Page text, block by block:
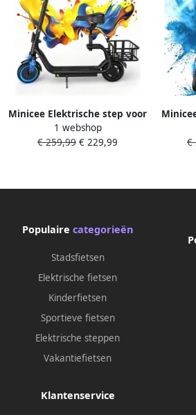
Minicee Elektrische step voor
volwassenen 350W Motor
36V 9Ah 8.5 Inch
Afstand
1 webshop
€ 259,99 € 229,99
step
€
Populaire categorieën
Stadsfietsen
Elektrische fietsen
Kinderfietsen
Sportieve fietsen
Elektrische steppen
Vakantiefietsen
Klantenservice